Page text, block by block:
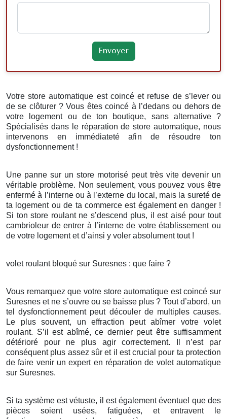
Votre store automatique est coincé et refuse de s’lever ou
de se clôturer ? Vous êtes coincé à l’dedans ou dehors de
votre logement ou de ton boutique, sans alternative ?
Spécialisés dans le réparation de store automatique, nous
intervenons en immédiateté afin de résoudre ton
dysfonctionnement !
Une panne sur un store motorisé peut très vite devenir un
véritable problème. Non seulement, vous pouvez vous être
enfermé à l’interne ou à l’externe du local, mais la sureté de
ta logement ou de ta commerce est également en danger !
Si ton store roulant ne s’descend plus, il est aisé pour tout
cambrioleur de entrer à l’interne de votre établissement ou
de votre logement et d’ainsi y voler absolument tout !
volet roulant bloqué sur Suresnes : que faire ?
Vous remarquez que votre store automatique est coincé sur
Suresnes et ne s’ouvre ou se baisse plus ? Tout d’abord, un
tel dysfonctionnement peut découler de multiples causes.
Le plus souvent, un effraction peut abîmer votre volet
roulant. S’il est abîmé, ce dernier peut être suffisamment
détérioré pour ne plus agir correctement. Il n’est par
conséquent plus assez sûr et il est crucial pour ta protection
de faire venir un expert en réparation de volet automatique
sur Suresnes.
Si ta système est vétuste, il est également éventuel que des
pièces soient usées, fatiguées, et entravent le